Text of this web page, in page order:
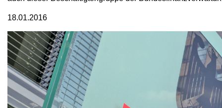
18.01.2016